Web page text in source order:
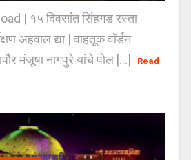
| १५ दिवसांत सिंहगड रस्ता
अहवाल द्या | वाहतूक वॉर्डन
मंजूषा नागपुरे यांचे पोल [...]
Read